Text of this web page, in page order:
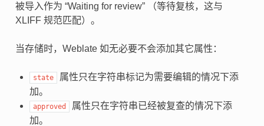
被导入作为 “Waiting for review” （等待复核，这与
XLIFF 规范匹配）。
当存储时，Weblate 如无必要不会添加其它属性：
state
属性只在字符串标记为需要编辑的情况下添
加。
approved
属性只在字符串已经被复查的情况下添
加。